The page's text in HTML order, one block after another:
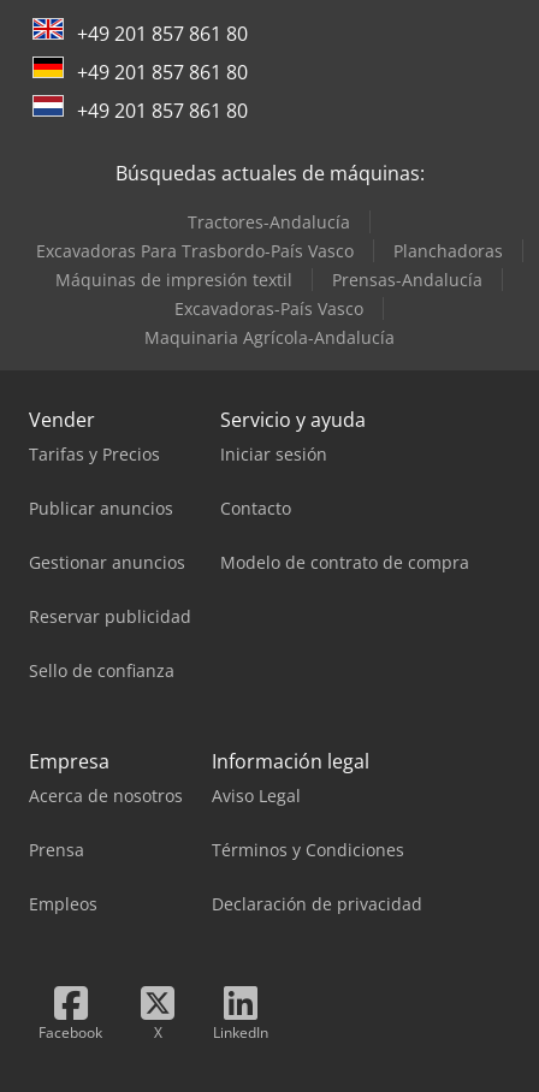
+49 201 857 861 80
+49 201 857 861 80
+49 201 857 861 80
Búsquedas actuales de máquinas:
Tractores-Andalucía
Excavadoras Para Trasbordo-País Vasco
Planchadoras
Máquinas de impresión textil
Prensas-Andalucía
Excavadoras-País Vasco
Maquinaria Agrícola-Andalucía
Vender
Tarifas y Precios
Publicar anuncios
Gestionar anuncios
Reservar publicidad
Sello de confianza
Servicio y ayuda
Iniciar sesión
Contacto
Modelo de contrato de compra
Empresa
Acerca de nosotros
Prensa
Empleos
Información legal
Aviso Legal
Términos y Condiciones
Declaración de privacidad
Facebook X LinkedIn